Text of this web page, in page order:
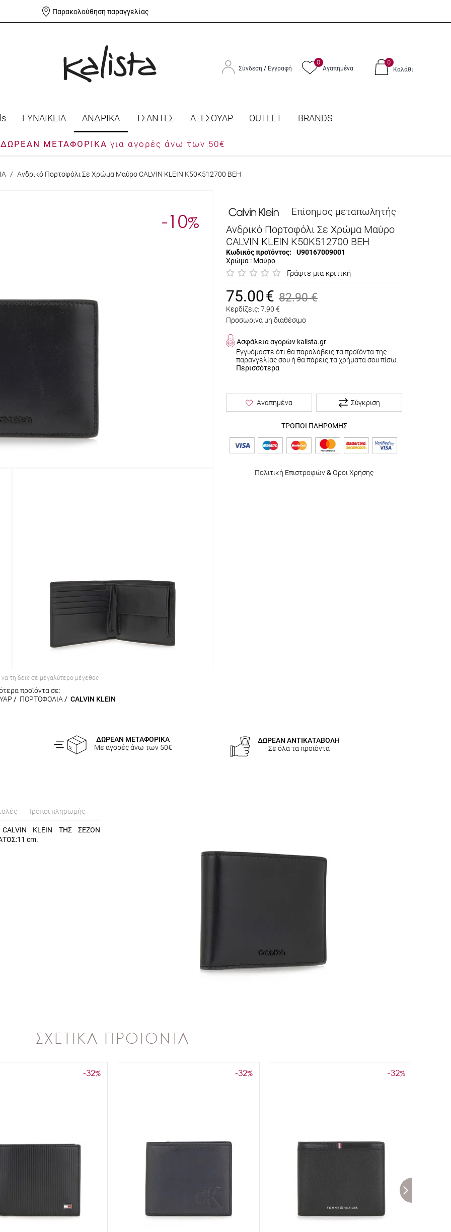
Παρακολούθηση παραγγελίας
Σύνδεση / Εγγραφή
0
Αγαπημένα
0
Καλάθι
ΓΥΝΑΙΚΕΙΑ ΑΝΔΡΙΚΑ ΤΣΑΝΤΕΣ ΑΞΕΣΟΥΑΡ OUTLET BRANDS
ΔΩΡΕΑΝ ΜΕΤΑΦΟΡΙΚΑ για αγορές άνω των 50€
/ Ανδρικό Πορτοφόλι Σε Χρώμα Μαύρο CALVIN KLEIN K50K512700 BEH
-10%
τη δεις σε μεγαλύτερο μέγεθος
προϊόντα σε:
/ ΠΟΡΤΟΦΟΛΙΑ / CALVIN KLEIN
Επίσημος μεταπωλητής
Ανδρικό Πορτοφόλι Σε Χρώμα Μαύρο
CALVIN KLEIN K50K512700 BEH
Κωδικός προϊόντος:
U90167009001
Χρώμα : Μαύρο
Γράψτε μια κριτική
75.00€ 82.90 €
Κερδίζεις: 7.90 €
Προσωρινά μη διαθέσιμο
Ασφάλεια αγορών kalista.gr
Εγγυόμαστε ότι θα παραλάβεις τα προϊόντα της
παραγγελίας σου ή θα πάρεις τα χρήματα σου πίσω.
Περισσότερα
Αγαπημένα Σύγκριση
ΤΡΟΠΟΙ ΠΛΗΡΩΜΗΣ
Πολιτική Επιστροφών& Όροι Χρήσης
ΔΩΡΕΑΝ ΜΕΤΑΦΟΡΙΚΑ
Με αγορές άνω των 50€
ΔΩΡΕΑΝ ΑΝΤΙΚΑΤΑΒΟΛΗ
Σε όλα τα προϊόντα
Τρόποι πληρωμής
KLEIN ΤΗΣ ΣΕΖΟΝ
cm.
ΣΧΕΤΙΚΑ ΠΡΟΙΟΝΤΑ
-32% -32% -32%